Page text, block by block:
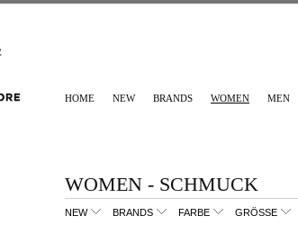
HOME NEW BRANDS WOMEN MEN
WOMEN - SCHMUCK
NEW BRANDS FARBE GRÖSSE